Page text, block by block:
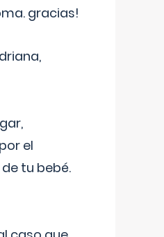
gracias!
el
tu bebé.